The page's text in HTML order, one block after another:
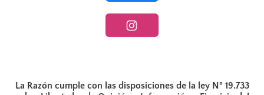
La Razón cumple con las disposiciones de la ley N° 19.733